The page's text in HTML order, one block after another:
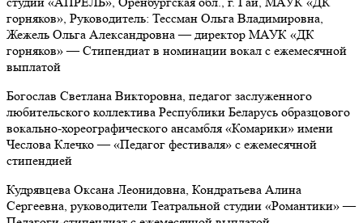
горняков», Руководитель: Тессман Ольга Владимировна,
Жежель Ольга Александровна — директор МАУК «ДК
горняков» — Стипендиат в номинации вокал с ежемесячной
выплатой
Богослав Светлана Викторовна, педагог заслуженного
любительского коллектива Республики Беларусь образцового
вокально-хореографического ансамбля «Комарики» имени
Чеслова Клечко — «Педагог фестиваля» с ежемесячной
стипендией
Кудрявцева Оксана Леонидовна, Кондратьева Алина
Сергеевна, руководители Театральной студии «Романтики» —